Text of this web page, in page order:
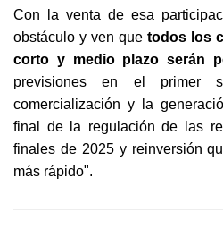
Con la venta de esa
obstáculo y ven que todos los
corto y medio plazo serán
previsiones en el primer
comercialización y la
final de la regulación de las
finales de 2025 y reinversión
más rápido".